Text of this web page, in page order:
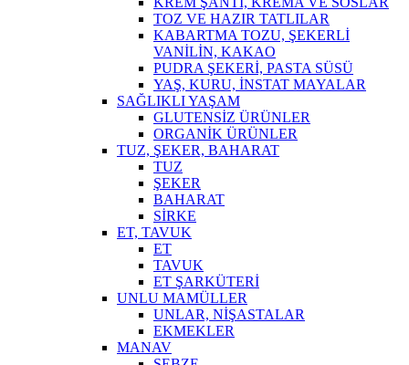
TOZ VE HAZIR TATLILAR
KABARTMA TOZU, ŞEKERLİ
VANİLİN, KAKAO
PUDRA ŞEKERİ, PASTA SÜSÜ
YAŞ, KURU, İNSTAT MAYALAR
SAĞLIKLI YAŞAM
GLUTENSİZ ÜRÜNLER
ORGANİK ÜRÜNLER
TUZ, ŞEKER, BAHARAT
TUZ
ŞEKER
BAHARAT
SİRKE
ET, TAVUK
ET
TAVUK
ET ŞARKÜTERİ
UNLU MAMÜLLER
UNLAR, NİŞASTALAR
EKMEKLER
MANAV